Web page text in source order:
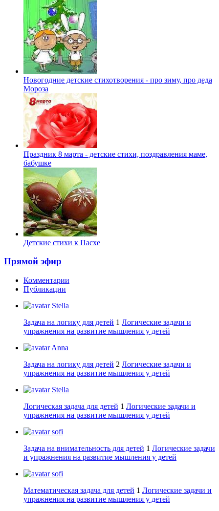
Новогодние детские стихотворения - про зиму, про деда
Мороза
Праздник 8 марта - детские стихи, поздравления маме,
бабушке
Детские стихи к Пасхе
Прямой эфир
Комментарии
Публикации
Stella
Задача на логику для детей 1 Логические задачи и
упражнения на развитие мышления у детей
Anna
Задача на логику для детей 2 Логические задачи и
упражнения на развитие мышления у детей
Stella
Логическая задача для детей 1 Логические задачи и
упражнения на развитие мышления у детей
sofi
Задача на внимательность для детей 1 Логические задачи
и упражнения на развитие мышления у детей
sofi
Математическая задача для детей 1 Логические задачи и
упражнения на развитие мышления у детей